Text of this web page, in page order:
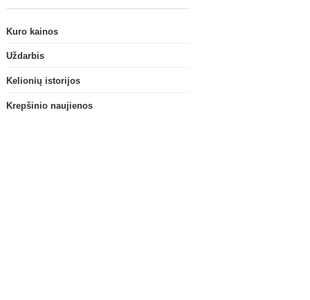
Kuro kainos
Uždarbis
Kelionių istorijos
Krepšinio naujienos